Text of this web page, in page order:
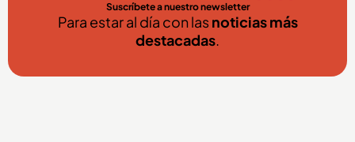
Suscríbete a nuestro newsletter
Para estar al día con lasnoticias más
destacadas.